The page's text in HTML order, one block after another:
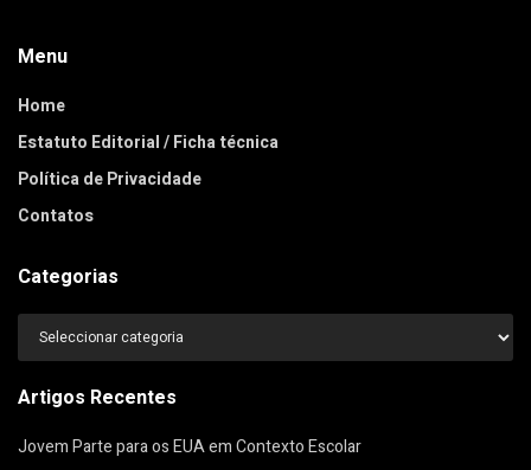
Menu
Home
Estatuto Editorial / Ficha técnica
Política de Privacidade
Contatos
Categorias
Categorias
Artigos Recentes
Jovem Parte para os EUA em Contexto Escolar